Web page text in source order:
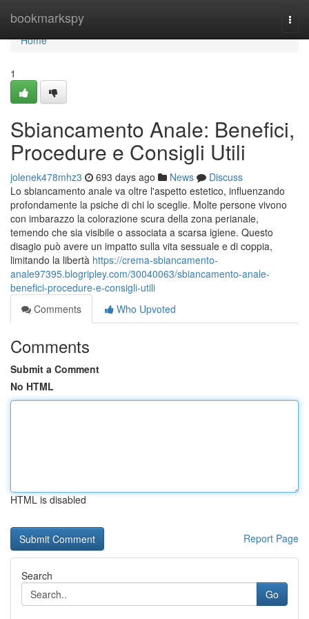
bookmarkspy
Home
Home
1
Sbiancamento Anale: Benefici,
Procedure e Consigli Utili
jolenek478mhz3 693 days ago News
Discuss
Lo sbiancamento anale va oltre l'aspetto estetico, influenzando
profondamente la psiche di chi lo sceglie. Molte persone vivono
con imbarazzo la colorazione scura della zona perianale,
temendo che sia visibile o associata a scarsa igiene. Questo
disagio può avere un impatto sulla vita sessuale e di coppia,
limitando la libertà https://crema-sbiancamento-
anale97395.blogripley.com/30040063/sbiancamento-anale-
benefici-procedure-e-consigli-utili
Comments
Who Upvoted
Comments
Submit a Comment
No HTML
HTML is disabled
Report Page
Search
Go